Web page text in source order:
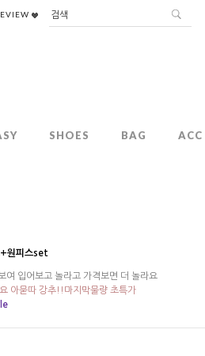
SHOES BAG ACC
+원피스set
여 입어보고 놀라고 가격보면 더 놀라요
아묻따 강추!!마지막물량 초특가